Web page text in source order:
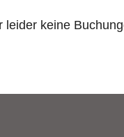
keine